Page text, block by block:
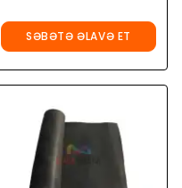
SƏBƏTƏ ƏLAVƏ ET